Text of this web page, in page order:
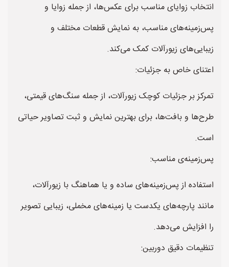
انتخاب زوایای مناسب برای عکس‌ها، از جمله زوایا و
پس‌زمینه‌های مناسب، به نمایش قطعات مختلف و
زیبایی‌های زیورآلات کمک می‌کند.
اعتنای خاص به جزئیات:
تمرکز بر جزئیات کوچک زیورآلات، از جمله سنگ‌های قیمتی،
طرح‌ها و بافت‌ها، برای بهترین نمایش و ثبت تصاویر حیاتی
است.
پس‌زمینه‌ی مناسب:
استفاده از پس‌زمینه‌های ساده و یا هماهنگ با زیورآلات،
مانند پارچه‌های یکدست یا زمینه‌های مخملی، زیبایی تصویر
را افزایش می‌دهد.
تنظیمات دقیق دوربین: